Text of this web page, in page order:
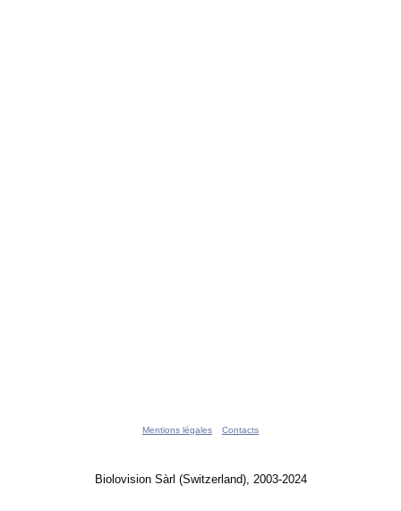
Mentions légales Contacts
Biolovision Sàrl (Switzerland), 2003-2024